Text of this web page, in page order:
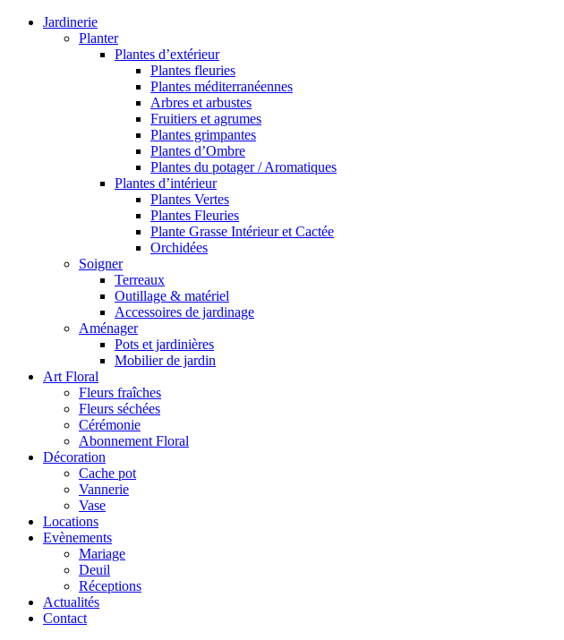
Jardinerie
Planter
Plantes d’extérieur
Plantes fleuries
Plantes méditerranéennes
Arbres et arbustes
Fruitiers et agrumes
Plantes grimpantes
Plantes d’Ombre
Plantes du potager / Aromatiques
Plantes d’intérieur
Plantes Vertes
Plantes Fleuries
Plante Grasse Intérieur et Cactée
Orchidées
Soigner
Terreaux
Outillage & matériel
Accessoires de jardinage
Aménager
Pots et jardinières
Mobilier de jardin
Art Floral
Fleurs fraîches
Fleurs séchées
Cérémonie
Abonnement Floral
Décoration
Cache pot
Vannerie
Vase
Locations
Evènements
Mariage
Deuil
Réceptions
Actualités
Contact